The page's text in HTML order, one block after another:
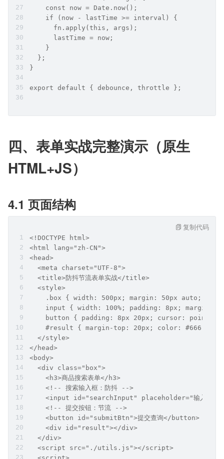
    const now = Date.now();
    if (now - lastTime >= interval) {
      fn.apply(this, args);
      lastTime = now;
    }
  };
}
export default { debounce, throttle };
四、表单实战完整演示（原生
HTML+JS）
4.1 页面结构
<!DOCTYPE html>
<html lang="zh-CN">
<head>
  <meta charset="UTF-8">
  <title>防抖节流表单实战</title>
  <style>
    .box { width: 500px; margin: 50px auto; }
input { width: 100%; padding: 8px; margin-
button { padding: 8px 20px; cursor: pointer;
    #result { margin-top: 20px; color: #666; }
  </style>
</head>
<body>
  <div class="box">
    <h3>商品搜索表单</h3>
    <!-- 搜索输入框：防抖 -->
<input id="searchInput" placeholder="输入商品名
    <!-- 提交按钮：节流 -->
    <button id="submitBtn">提交查询</button>
    <div id="result"></div>
  </div>
  <script src="./utils.js"></script>
复制代码